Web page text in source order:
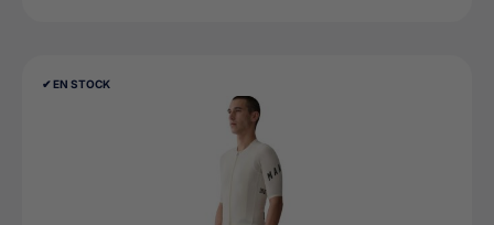
✔︎ EN STOCK